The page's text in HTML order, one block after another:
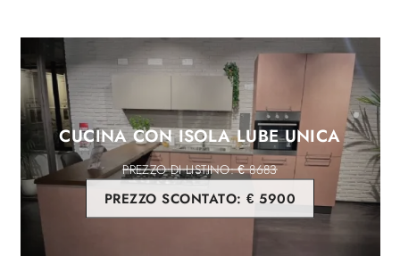
CUCINA CON ISOLA LUBE UNICA
€ 8683
PREZZO SCONTATO:€ 5900